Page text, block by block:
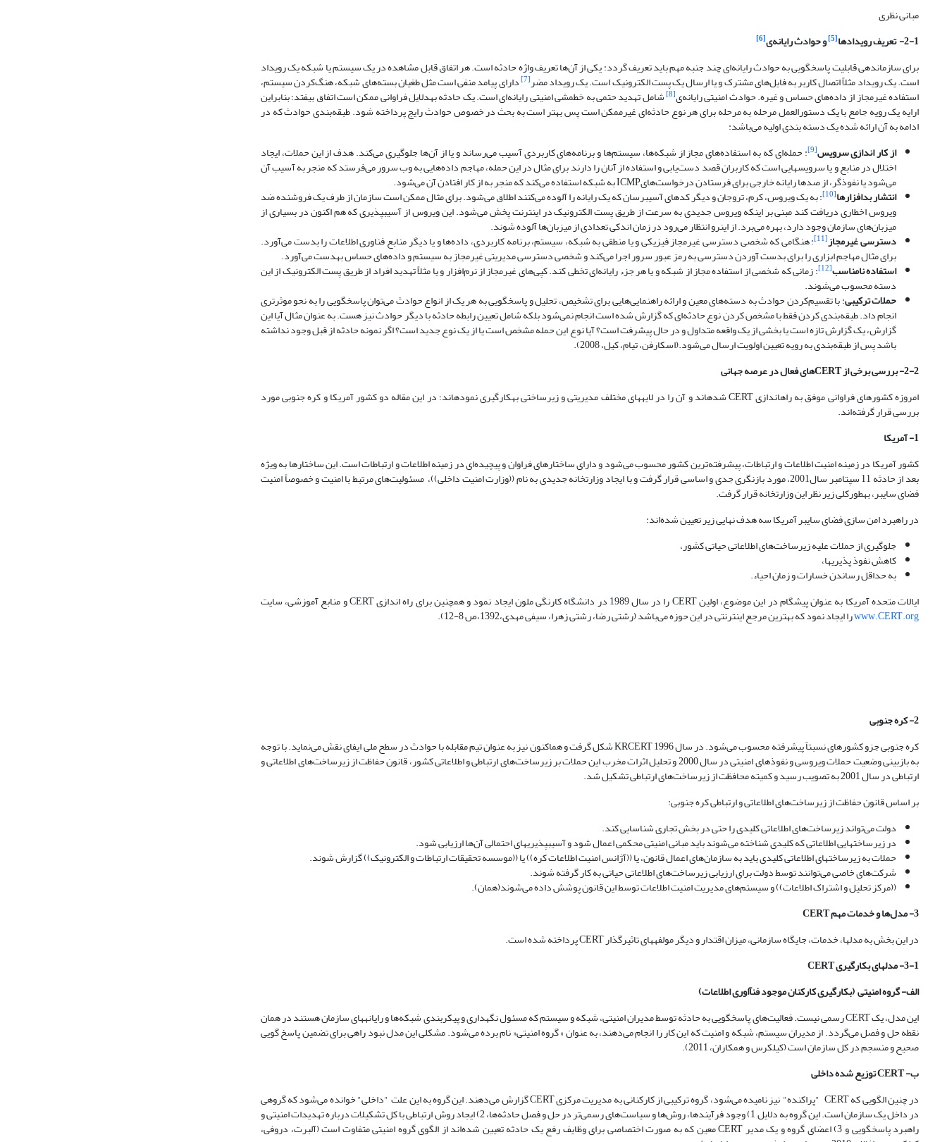
مبانی نظری
2-1- تعریف رویدادها
[5] و حوادث رایانه‌ی[6]
برای سازمان­دهی قابلیت پاسخ­گویی به حوادث رایانه‌ای چند جنبه مهم باید تعریف گردد: یکی از آن‌ها تعریف واژه حادثه است. هر اتفاق قابل مشاهده در یک سیستم یا شبکه یک رویداد
است. یک رویداد مثلاً اتصال کاربر به فایل‌های مشترک و یا ارسال یک پست الکترونیک است. یک رویداد مضر[7] دارای پیامد منفی است مثل طغیان بسته‌های شبکه، هنگ‌کردن سیستم،
استفاده غیرمجاز از داده‌های حساس و غیره. حوادث امنیتی رایانه‌ی[8] شامل تهدید حتمی به خط­مشی امنیتی رایانه‌ا‌ی است. یک حادثه به­دلایل فراوانی ممکن است اتفاق بیفتد؛ بنابراین
ارایه یک رویه جامع با یک دستورالعمل مرحله به مرحله برای هر نوع حادثه‌ای غیرممکن است پس بهتر است به بحث در خصوص حوادث رایج پرداخته شود. طبقه‌بندی حوادث که در
ادامه به آن ارائه شده یک دسته بندی اولیه می‌باشد:
از کار اندازی سرویس[9] : حمله‌ای که به استفاده‌های مجاز از شبکه‌ها، سیستم‌ها و برنامه‌های کاربردی آسیب می‌رساند و یا از آن‌ها جلوگیری می‌کند. هدف از این حملات، ایجاد
اختلال در منابع و یا سرویس­هایی است که کاربران قصد دست‌یابی و استفاده از آنان را دارند برای مثال در این حمله، مهاجم داده‌هایی به وب سرور می‌فرستد که منجر به آسیب آن
می‌شود یا نفوذگر، از صدها رایانه خارجی برای فرستادن درخواست‌هایICMP به شبکه استفاده می‌کند که منجر به از کار افتادن آن می‌شود.
انتشار بدافزارها[10] : به یک ویروس، کرم، تروجان و دیگر کدهای آسیب­رسان که یک رایانه را آلوده می‌کنند اطلاق می‌شود. برای مثال ممکن است سازمان از طرف یک فروشنده ضد
ویروس اخطاری دریافت کند مبنی بر این­که ویروس جدیدی به سرعت از طریق پست الکترونیک در اینترنت پخش می‌شود. این ویروس از آسیب­پذیری که هم­ اکنون در بسیاری از
میزبان‌های سازمان وجود دارد، بهره می‌برد. ‌از این­رو انتظار می‌رود در زمان اندکی تعدادی از میزبان‌ها آلوده شوند.
دسترسی غیرمجاز[11] : هنگامی که شخصی دسترسی غیرمجاز فیزیکی و یا منطقی به شبکه، سیستم، برنامه کاربردی، داده‌ها و یا دیگر منابع فناوری اطلاعات را بدست می‌آورد.
برای مثال مهاجم ابزاری را برای بدست آوردن دسترسی به رمز عبور سرور اجرا می‌کند و شخصی دسترسی مدیریتی غیرمجاز به سیستم و داده‌های حساس به­دست می‌آورد.
استفاده نامناسب[12] : زمانی که شخصی از استفاده مجاز از شبکه و یا هر جزء رایانه‌ای تخطی ‌کند. کپی‌های غیرمجاز از نرم‌افزار و یا مثلاً تهدید افراد از طریق پست الکترونیک از این
دسته محسوب می‌شوند.
حملات ترکیبی: با تقسیم‌کردن حوادث به دسته‌های معین و ارائه راهنمایی‌هایی برای تشخیص، تحلیل و پاسخگویی به هر یک از انواع حوادث می‌توان پاسخگویی را به نحو موثرتری
انجام داد. طبقه‌بندی کردن فقط با مشخص کردن نوع حادثه‌ای که گزارش شده است انجام نمی‌شود بلکه شامل تعیین رابطه حادثه با دیگر حوادث نیز هست. به عنوان مثال آیا این
گزارش، یک گزارش تازه است یا بخشی از یک واقعه متداول و در حال پیشرفت است؟ آیا نوع این حمله مشخص است یا از یک نوع جدید است؟ اگر نمونه حادثه از قبل وجود نداشته
باشد پس از طبقه‌بندی به رویه تعیین اولویت ارسال می‌شود.(اسکارفن، تیام، کیل، 2008).
2-2- بررسی برخی از
CERTهای فعال در عرصه جهانی
امروزه کشورهای فراوانی موفق به راه­اندازی CERT شده­اند و آن را در لایه­های مختلف مدیریتی و زیرساختی به­کارگیری نموده­اند؛ در این مقاله دو کشور آمریکا و کره جنوبی مورد
بررسی قرار گرفته‌اند.
1- آمریکا
کشور آمریکا در زمینه امنیت اطلاعات و ارتباطات، پیشرفته‌ترین کشور محسوب می‌شود و دارای ساختارهای فراوان و پیچیده‌ای در زمینه اطلاعات و ارتباطات است. این ساختارها به ویژه
بعد از حادثه 11 سپتامبر سال2001، مورد بازنگری جدی و اساسی قرار گرفت و با ایجاد وزارتخانه­ جدیدی به نام ((وزارت امنیت داخلی))، مسئولیت‌های مرتبط با امنیت و خصوصاً امنیت
فضای سایبر، به­طورکلی زیر نظر این وزارتخانه قرار گرفت.
در راهبرد امن سازی فضای سایبر آمریکا سه هدف نهایی زیر تعیین شده‌اند:
جلوگیری از حملات علیه زیرساخت‌های اطلاعاتی حیاتی کشور،
کاهش نفوذ پذیری­ها،
به حداقل رساندن خسارات و زمان احیاء.
ایالات متحده آمریکا به عنوان پیش­گام در این موضوع، اولین CERT را در سال 1989 در دانشگاه کارنگی ملون ایجاد نمود و همچنین برای راه اندازی CERT و منابع آموزشی، سایت
www.CERT.orgرا ایجاد نمود که بهترین مرجع اینترنتی در این حوزه می‌باشد (رشتی رضا، رشتی زهرا، سیفی مهدی،1392،ص 8-12).
2- کره جنوبی
کره جنوبی جزو کشورهای نسبتاً پیشرفته محسوب می‌شود. در سال 1996 KRCERT شکل گرفت و هم­اکنون نیز به عنوان تیم مقابله با حوادث در سطح ملی ایفای نقش می‌نماید. با توجه
به بازبینی وضعیت حملات ویروسی و نفوذهای امنیتی در سال 2000 و تحلیل اثرات مخرب این حملات بر زیرساخت‌های ارتباطی و اطلاعاتی کشور، قانون حفاظت از زیرساخت‌های اطلاعاتی و
ارتباطی در سال 2001 به تصویب رسید و کمیته محافظت از زیرساخت‌های ارتباطی تشکیل شد.
بر اساس قانون حفاظت از زیرساخت‌های اطلاعاتی و ارتباطی کره جنوبی:
دولت می‌تواند زیرساخت‌های اطلاعاتی کلیدی را حتی در بخش تجاری شناسایی کند.
در زیرساخت­هایی اطلاعاتی که کلیدی شناخته می‌شوند باید مبانی امنیتی محکمی اعمال شود و آسیب­پذیری­های احتمالی آن‌ها ارزیابی شود.
حملات به زیرساخت­های اطلاعاتی کلیدی باید به سازمان‌های اعمال قانون، یا ((آژانس امنیت اطلاعات کره)) یا ((موسسه تحقیقات ارتباطات و الکترونیک)) گزارش شوند.
شرکت‌های خاصی می‌توانند توسط دولت برای ارزیابی زیرساخت‌های اطلاعاتی حیاتی به کار گرفته ‌شوند.
((مرکز تحلیل و اشتراک اطلاعات)) و سیستم‌های مدیریت امنیت اطلاعات توسط این قانون پوشش داده می‌شوند(همان).
3- مدل‌ها و خدمات مهم
CERT
در این بخش به مدل­ها، خدمات، جایگاه سازمانی، میزان ‌اقتدار و دیگر مولفه­های تاثیرگذار CERT پرداخته شده است.
3-1- مدل­های بکارگیری
CERT
الف- گروهامنیتی(بکارگیریکارکنانموجودفن­آاوریاطلاعات)
این مدل، یک CERT رسمی نیست. فعالیت‌های پاسخ­گویی به حادثه توسط مدیران امنیتی، شبکه و سیستم که مسئول نگهداری و پیکربندی شبکه‌ها و رایانه­های سازمان هستند در همان
نقطه حل و فصل می‌گردد. از مدیران سیستم، شبکه و امنیت که این کار را انجام می‌دهند، به عنوان » گروه امنیتی« نام برده می‌شود. مشکلی این مدل نبود راهی برای تضمین پاسخ گویی
صحیح و منسجم در کل سازمان است (کیلکرس و همکاران، 2011).
ب-CERTتوزیعشدهداخلی
در چنین الگویی
که CERT "پراکنده" نیز نامیده می‌شود، گروه ترکیبی از کارکنانی به مدیریت مرکزی CERT گزارش می‌دهند. این گروه به این علت "داخلی" خوانده می‌شود که گروهی
در داخل یک سازمان است. این گروه به دلایل 1) وجود فرآیندها، روش‌ها و سیاست‌های رسمی‌تر در حل و فصل حادثه‌ها، 2) ایجاد روش ارتباطی با کل تشکیلات درباره تهدیدات امنیتی و
راهبرد پاسخ­گویی و 3) اعضای گروه و یک مدیر CERT معین که به صورت اختصاصی برای وظایف رفع یک حادثه تعیین شده‌اند از الگوی گروه امنیتی متفاوت است (آلبرت، دروفی،